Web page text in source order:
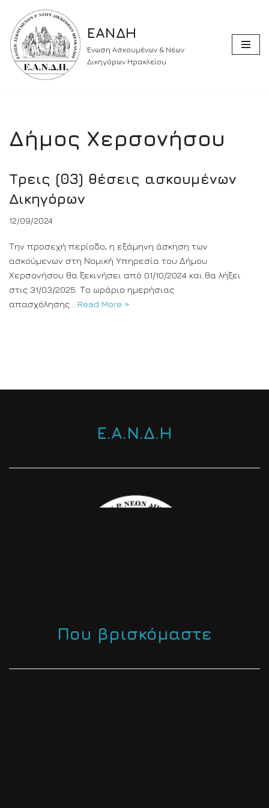
Skip
to
content
ΕΑΝΔΗ
Ένωση Ασκουμένων & Νέων
Δικηγόρων Ηρακλείου
Δήμος Χερσονήσου
Τρεις (03) θέσεις ασκουμένων
Δικηγόρων
12/09/2024
Την προσεχή περίοδο, η εξάμηνη άσκηση των
ασκούμενων στη Νομική Υπηρεσία του Δήμου
Χερσονήσου θα ξεκινήσει από 01/10/2024 και θα λήξει
στις 31/03/2025. Το ωράριο ημερήσιας
απασχόλησης… Read More »
Ε.Α.Ν.Δ.Η
Που βρισκόμαστε